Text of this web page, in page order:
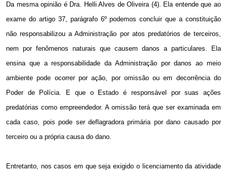
Da mesma opinião é Dra. Helli Alves de Oliveira (4). Ela entende que ao
exame do artigo 37, parágrafo 6º podemos concluir que a constituição
não responsabilizou a Administração por atos predatórios de terceiros,
nem por fenômenos naturais que causem danos a particulares. Ela
ensina que a responsabilidade da Administração por danos ao meio
ambiente pode ocorrer por ação, por omissão ou em decorrência do
Poder de Polícia. E que o Estado é responsável por suas ações
predatórias como empreendedor. A omissão terá que ser examinada em
cada caso, pois pode ser deflagradora primária por dano causado por
terceiro ou a própria causa do dano.
Entretanto, nos casos em que seja exigido o licenciamento da atividade